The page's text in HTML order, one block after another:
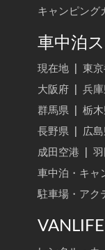
キャンピング
車中泊
現在地 東
大阪府
兵
群馬県
栃
長野県
広
成田空港
車中泊・キャ
駐車場・アク